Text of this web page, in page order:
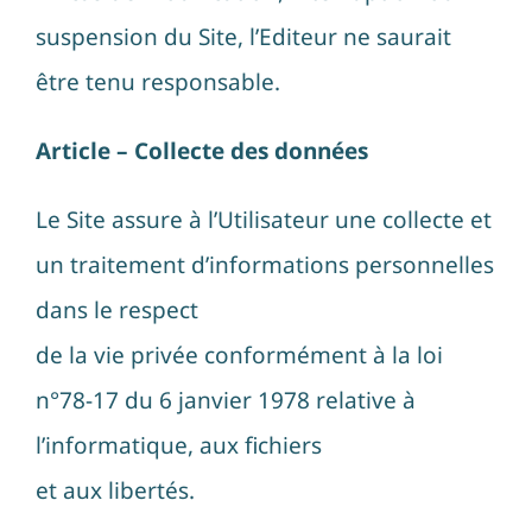
suspension du Site, l’Editeur ne saurait
être tenu responsable.
Article – Collecte des données
Le Site assure à l’Utilisateur une collecte et
un traitement d’informations personnelles
dans le respect
de la vie privée conformément à la loi
n°78-17 du 6 janvier 1978 relative à
l’informatique, aux fichiers
et aux libertés.